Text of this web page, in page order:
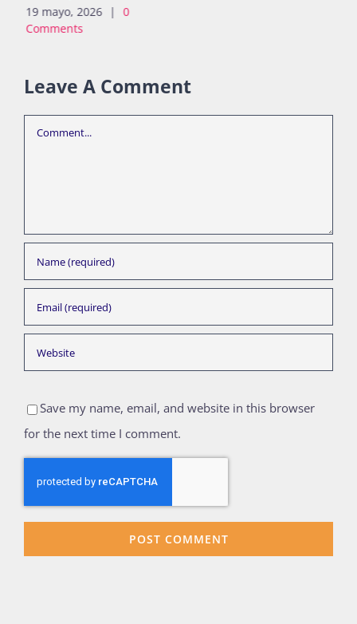
19 mayo, 2026 | 0
Comments
Leave A Comment
Comment
Save my name, email, and website in this browser
for the next time I comment.